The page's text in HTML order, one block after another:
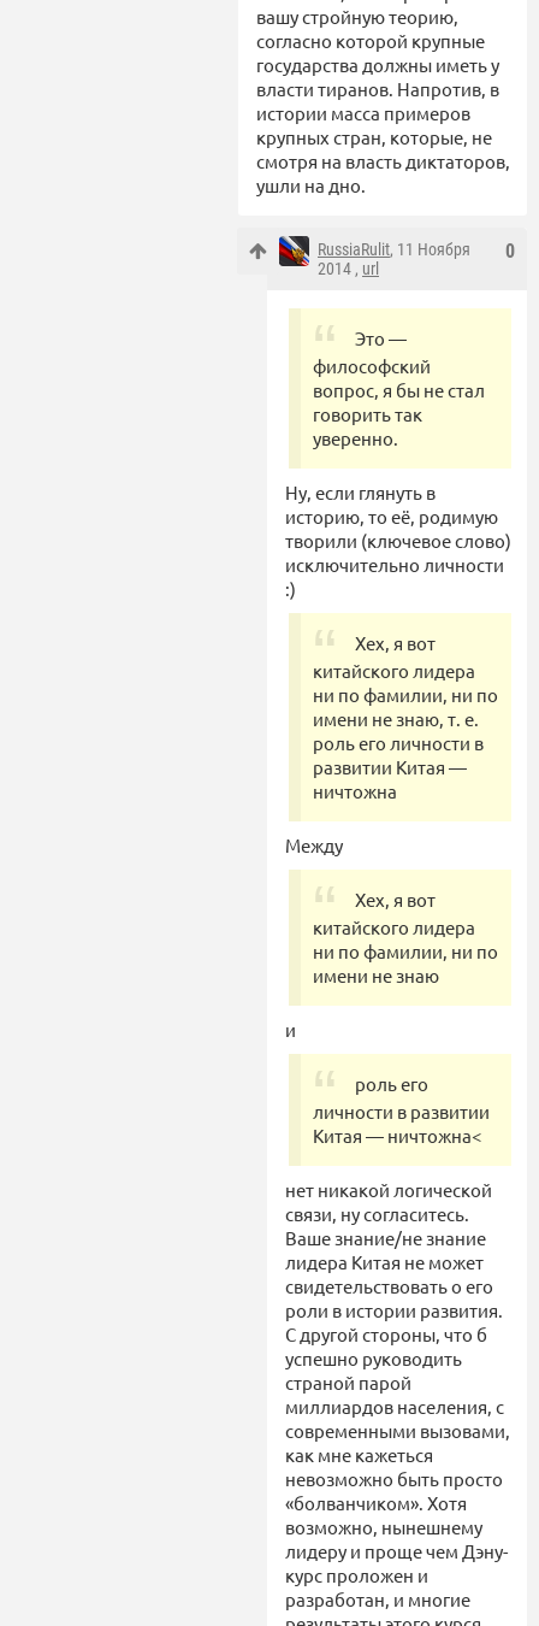
вашу стройную теорию,
согласно которой крупные
государства должны иметь у
власти тиранов. Напротив, в
истории масса примеров
крупных стран, которые, не
смотря на власть диктаторов,
ушли на дно.
0
RussiaRulit, 11 Ноября
2014 , url
Это —
философский
вопрос, я бы не стал
говорить так
уверенно.
Ну, если глянуть в
историю, то её, родимую
творили (ключевое слово)
исключительно личности
:)
Хех, я вот
китайского лидера
ни по фамилии, ни по
имени не знаю, т. е.
роль его личности в
развитии Китая —
ничтожна
Между
Хех, я вот
китайского лидера
ни по фамилии, ни по
имени не знаю
и
роль его
личности в развитии
Китая — ничтожна<
нет никакой логической
связи, ну согласитесь.
Ваше знание/не знание
лидера Китая не может
свидетельствовать о его
роли в истории развития.
С другой стороны, что б
успешно руководить
страной парой
миллиардов населения, с
современными вызовами,
как мне кажеться
невозможно быть просто
«болванчиком». Хотя
возможно, нынешнему
лидеру и проще чем Дэну-
курс проложен и
разработан, и многие